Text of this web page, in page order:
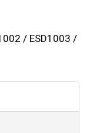
/ ESD1003 /